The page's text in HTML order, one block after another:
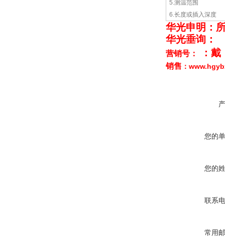
5.测温范围
6.长度或插入深度
华光申明：
华光垂询：
营销号： ：戴
销售 ：
您的
您的
联系
常用